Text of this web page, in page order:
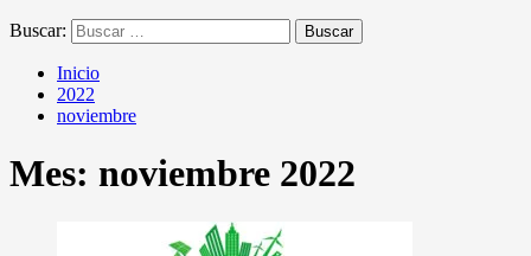
Buscar:
Inicio
2022
noviembre
Mes: noviembre 2022